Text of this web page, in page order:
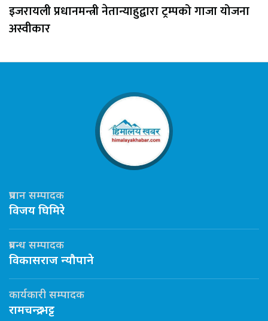
इजरायली प्रधानमन्त्री नेतान्याहुद्वारा ट्रम्पको गाजा योजना
अस्वीकार
प्रधान सम्पादक
विजय घिमिरे
प्रबन्ध सम्पादक
विकासराज न्यौपाने
कार्यकारी सम्पादक
रामचन्द्र भट्ट